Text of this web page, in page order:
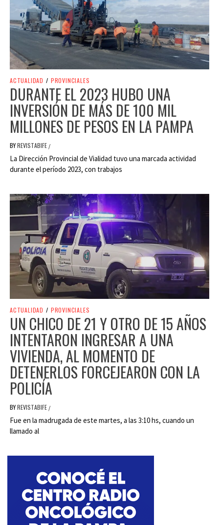
ACTUALIDAD / PROVINCIALES
DURANTE EL 2023 HUBO UNA
INVERSIÓN DE MÁS DE 100 MIL
MILLONES DE PESOS EN LA PAMPA
BYREVISTABIFE /
La Dirección Provincial de Vialidad tuvo una marcada actividad
durante el período 2023, con trabajos
ACTUALIDAD / PROVINCIALES
UN CHICO DE 21 Y OTRO DE 15 AÑOS
INTENTARON INGRESAR A UNA
VIVIENDA, AL MOMENTO DE
DETENERLOS FORCEJEARON CON LA
POLICÍA
BYREVISTABIFE /
Fue en la madrugada de este martes, a las 3:10 hs, cuando un
llamado al